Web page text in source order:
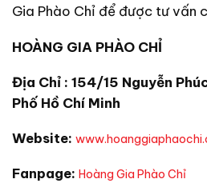
Gia Phào Chỉ để được tư vấn
HOÀNG GIA PHÀO CHỈ
Địa Chỉ : 154/15 Nguyễn
Phố Hồ Chí Minh
Website:
Fanpage: Hoàng Gia Phào Chỉ